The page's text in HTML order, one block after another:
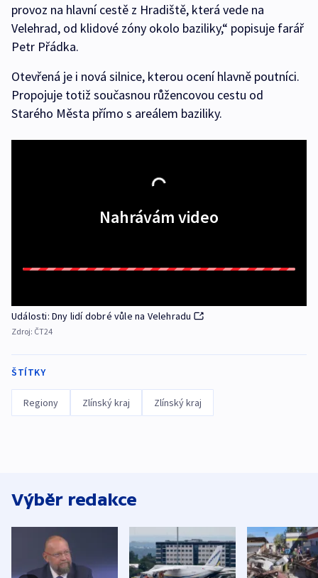
provoz na hlavní cestě z Hradiště, která vede na
Velehrad, od klidové zóny okolo baziliky,“ popisuje farář
Petr Přádka.
Otevřená je i nová silnice, kterou ocení hlavně poutníci.
Propojuje totiž současnou růžencovou cestu od
Starého Města přímo s areálem baziliky.
Nahrávám video
Události: Dny lidí dobré vůle na Velehradu
Zdroj: ČT24
ŠTÍTKY
Regiony Zlínský kraj Zlínský kraj
Výběr redakce